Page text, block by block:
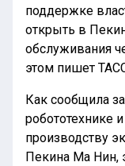
поддержке
открыть в
обслуживания
этом пишет
Как сообщила
робототехнике
производству
Пекина Ма Нин,